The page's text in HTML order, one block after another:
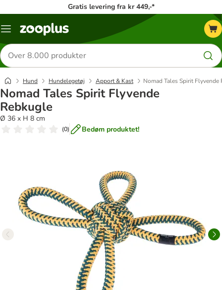
Gratis levering fra kr 449,-*
Menu
Søg
efter
produkter
Hund Hundelegetøj Apport & Kast Nomad Tales Spirit Flyvende
Nomad Tales Spirit Flyvende
Rebkugle
Ø 36 x H 8 cm
(0) Bedøm produktet!